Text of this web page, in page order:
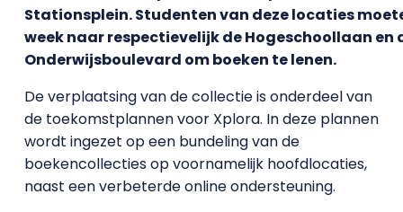
Stationsplein. Studenten van deze locaties
week naar respectievelijk de Hogeschoollaan en
Onderwijsboulevard om boeken te lenen.
De verplaatsing van de collectie is onderdeel van
de toekomstplannen voor Xplora. In deze plannen
wordt ingezet op een bundeling van de
boekencollecties op voornamelijk hoofdlocaties,
naast een verbeterde online ondersteuning.